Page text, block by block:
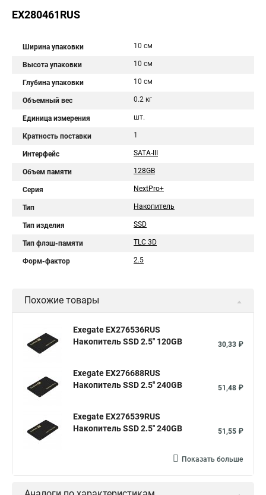
EX280461RUS
Ширина упаковки 10 см
Высота упаковки 10 см
Глубина упаковки 10 см
Объемный вес 0.2 кг
Единица измерения шт.
Кратность поставки 1
Интерфейс SATA-III
Объем памяти 128GB
Серия NextPro+
Тип Накопитель
Тип изделия SSD
Тип флэш-памяти TLC 3D
Форм-фактор 2.5
Похожие товары
Exegate EX276536RUS
Накопитель SSD 2.5" 120GB
30,33 ₽
Exegate EX276688RUS
Накопитель SSD 2.5" 240GB
51,48 ₽
Exegate EX276539RUS
Накопитель SSD 2.5" 240GB
51,55 ₽
Показать больше